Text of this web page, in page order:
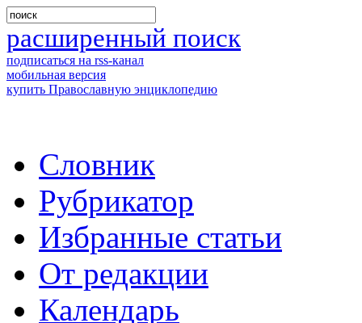
расширенный поиск
подписаться на rss-канал
мобильная версия
купить Православную энциклопедию
Словник
Рубрикатор
Избранные статьи
От редакции
Календарь